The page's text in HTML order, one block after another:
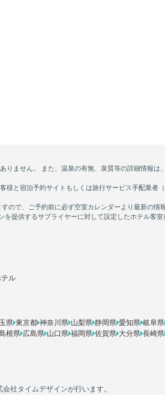
ル
県 東京都 神奈川県 山梨県 静岡県 愛知県 岐阜県
根県 広島県 山口県 福岡県 佐賀県 大分県 長崎県
社タイムデザインが行います。